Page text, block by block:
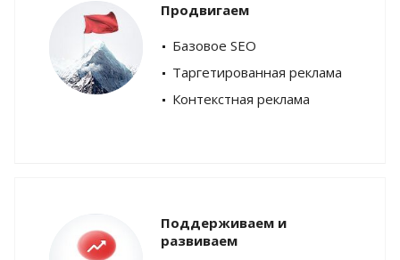
Продвигаем
Базовое SEO
Таргетированная реклама
Контекстная реклама
Поддерживаем и
развиваем